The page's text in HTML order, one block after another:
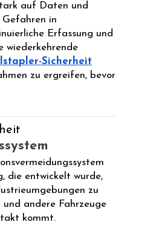
auf Daten und
Gefahren in
Erfassung und
wiederkehrende
Sicherheit
zu ergreifen, bevor
die entwickelt wurde,
zu
und andere Fahrzeuge
kommt.